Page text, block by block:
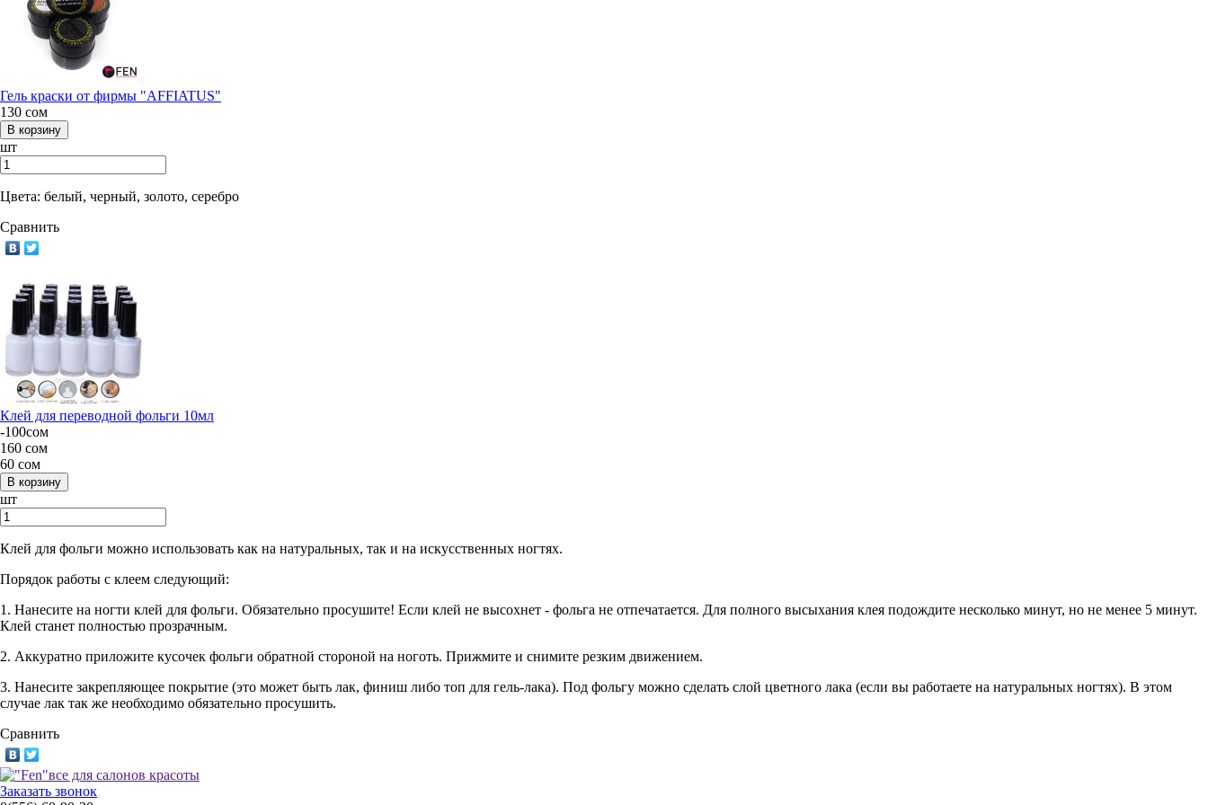
Гель краски от фирмы "AFFIATUS"
130 сом
шт
Цвета: белый, черный, золото, серебро
Сравнить
Клей для переводной фольги 10мл
-100сом
160 сом
60 сом
шт
Клей для фольги можно использовать как на натуральных, так и на искусственных ногтях.
Порядок работы с клеем следующий:
1. Нанесите на ногти клей для фольги. Обязательно просушите! Если клей не высохнет - фольга не отпечатается. Для полного высыхания клея подождите несколько минут, но не менее 5 минут.
Клей станет полностью прозрачным.
2. Аккуратно приложите кусочек фольги обратной стороной на ноготь. Прижмите и снимите резким движением.
3. Нанесите закрепляющее покрытие (это может быть лак, финиш либо топ для гель-лака). Под фольгу можно сделать слой цветного лака (если вы работаете на натуральных ногтях). В этом
случае лак так же необходимо обязательно просушить.
Сравнить
Заказать звонок